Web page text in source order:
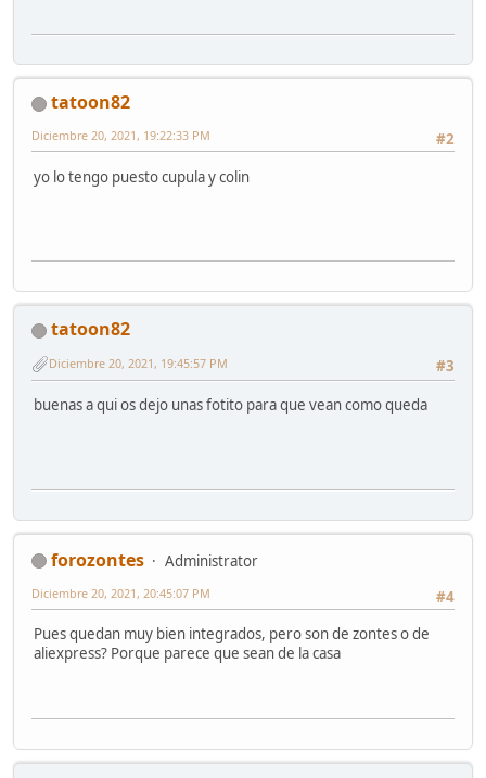
tatoon82
#2
Diciembre 20, 2021, 19:22:33 PM
yo lo tengo puesto cupula y colin
tatoon82
#3
Diciembre 20, 2021, 19:45:57 PM
buenas a qui os dejo unas fotito para que vean como queda
forozontes
Administrator
#4
Diciembre 20, 2021, 20:45:07 PM
Pues quedan muy bien integrados, pero son de zontes o de
aliexpress? Porque parece que sean de la casa